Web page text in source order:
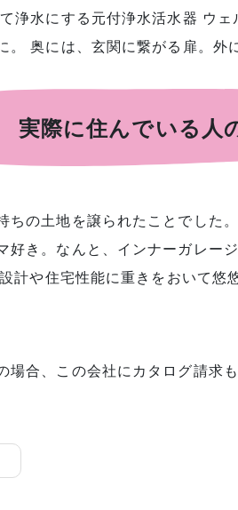
浄水にする元付浄水活水器 ウ
。 奥には、玄関に繋がる扉。
実際に住んでいる人
ちの土地を譲られたことでした
き。なんと、インナーガレー
計や住宅性能に重きをおいて悠
合、この会社にカタログ請求